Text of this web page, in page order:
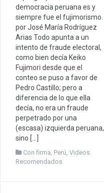
democracia peruana es y
siempre fue el fujimorismo.
por José María Rodríguez
Arias Todo apunta a un
intento de fraude electoral,
como bien decía Keiko
Fujimori desde que el
conteo se puso a favor de
Pedro Castillo; pero a
diferencia de lo que ella
decía, no era un fraude
perpetrado por una
(escasa) izquierda peruana,
sino […]
Con firma Perú Videos
Recomendados